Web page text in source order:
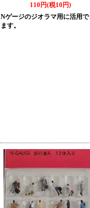
110円(税10円)
Nゲージのジオラマ用に活用で
ます。